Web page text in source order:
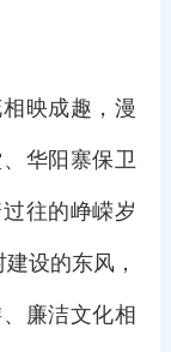
映成趣，漫
华阳寨保卫
往的峥嵘岁
设的东风，
廉洁文化相